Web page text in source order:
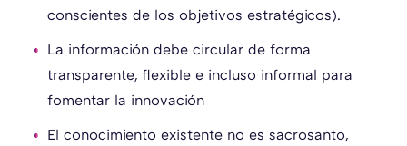
conscientes de los objetivos estratégicos).
La información debe circular de forma
transparente, flexible e incluso informal para
fomentar la innovación
El conocimiento existente no es sacrosanto,